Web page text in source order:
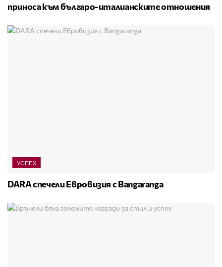
приноса към българо-италианските отношения
УСПЕХ
DARA спечели Евровизия с Bangaranga